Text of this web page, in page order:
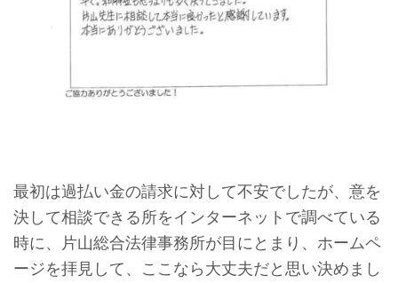
最初は過払い金の請求に対して不安でしたが、意を
決して相談できる所をインターネットで調べている
時に、片山総合法律事務所が目にとまり、ホームペ
ージを拝見して、ここなら大丈夫だと思い決めまし